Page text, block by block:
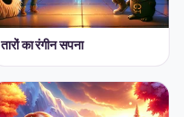
तारों का रंगीन सपना